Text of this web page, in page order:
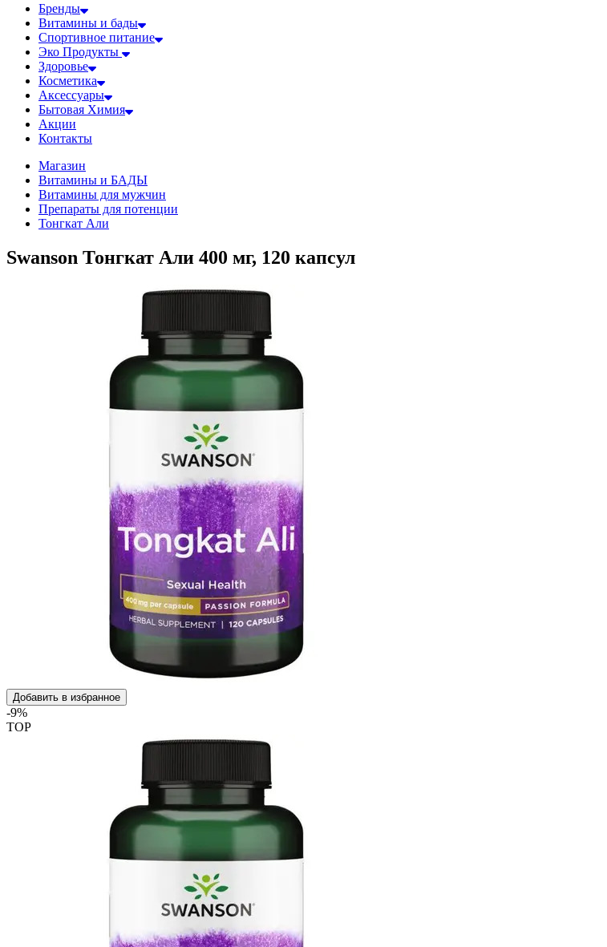
Бренды
Витамины и бады
Спортивное питание
Эко Продукты
Здоровье
Косметика
Аксессуары
Бытовая Химия
Акции
Контакты
Магазин
Витамины и БАДЫ
Витамины для мужчин
Препараты для потенции
Тонгкат Али
Swanson Тонгкат Али 400 мг, 120 капсул
Добавить в избранное
-9%
TOP